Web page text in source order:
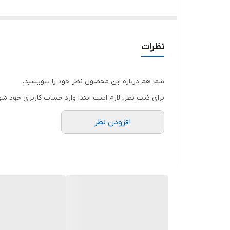
اریال به سراسر کشور
امکان خرید حضوری و آنلاین
نظرات
شما هم درباره این محصول نظر خود را بنویسید.
برای ثبت نظر، لازم است ابتدا وارد حساب کاربری خود
افزودن نظر